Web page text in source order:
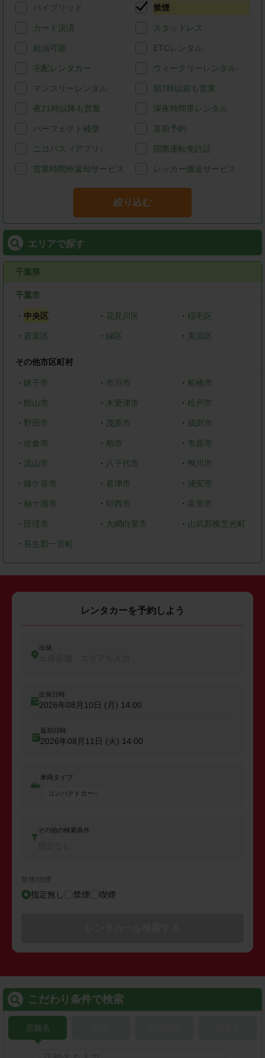
ハイブリッド 禁煙
カード決済 スタッドレス
給油可能 ETCレンタル
宅配レンタカー ウィークリーレンタル
マンスリーレンタル 朝7時以前も営業
夜21時以降も営業 深夜時間帯レンタル
パーフェクト補償 直前予約
ニコパス（アプリ） 国際運転免許証
営業時間外返却サービス レッカー搬送サービス
絞り込む
エリアで探す
千葉県
千葉市
・ 中央区 ・ 花見川区 ・稲毛区
・ 若葉区 ・ 緑区 ・ 美浜区
その他市区町村
・ 銚子市 ・ 市川市 ・ 船橋市
・ 館山市 ・ 木更津市 ・松戸市
・ 野田市 ・ 茂原市 ・ 成田市
・ 佐倉市 ・ 柏市 ・ 市原市
・ 流山市 ・ 八千代市 ・ 鴨川市
・ 鎌ケ谷市 ・ 君津市 ・ 浦安市
・ 袖ケ浦市 ・ 印西市 ・ 富里市
・ 匝瑳市 ・ 大網白里市 ・ 山武郡横芝光町
・ 長生郡一宮町
レンタカーを予約しよう
出発
出発日時
2026年08月10日 (月) 14:00
返却日時
2026年08月11日 (火) 14:00
車両タイプ
コンパクトカー
その他の検索条件
禁煙/喫煙
指定無し 禁煙 喫煙
こだわり条件で検索
店舗名